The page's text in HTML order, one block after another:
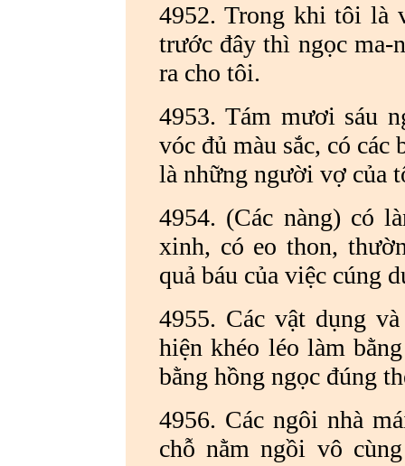
4952. Trong khi tôi là
trước đây thì ngọc ma-
ra cho tôi.
4953. Tám mươi sáu
vóc đủ màu sắc, có
là những người vợ của
4954. (Các nàng) có
xinh, có eo thon,
quả báu của việc cúng
4955. Các vật dụng
hiện khéo léo làm
bằng hồng ngọc đúng
4956. Các ngôi nhà
chỗ nằm ngồi vô